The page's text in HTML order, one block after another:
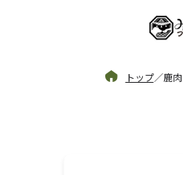
トップ／鹿肉